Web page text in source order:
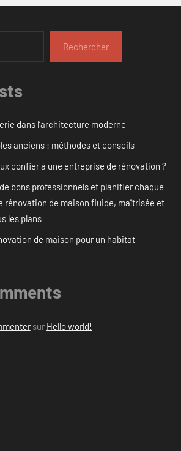
Rechercher
dans l’architecture moderne
anciens : méthodes et conseils
confier à une entreprise de rénovation ?
bons professionnels et planifier chaque
rénovation de maison fluide, maîtrisée et
les plans
de maison pour un habitat
sur Hello world!